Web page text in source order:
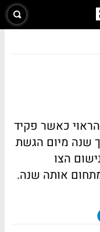
כאשר פקיד
שנה מיום הגשת
הצו
אותה שנה.